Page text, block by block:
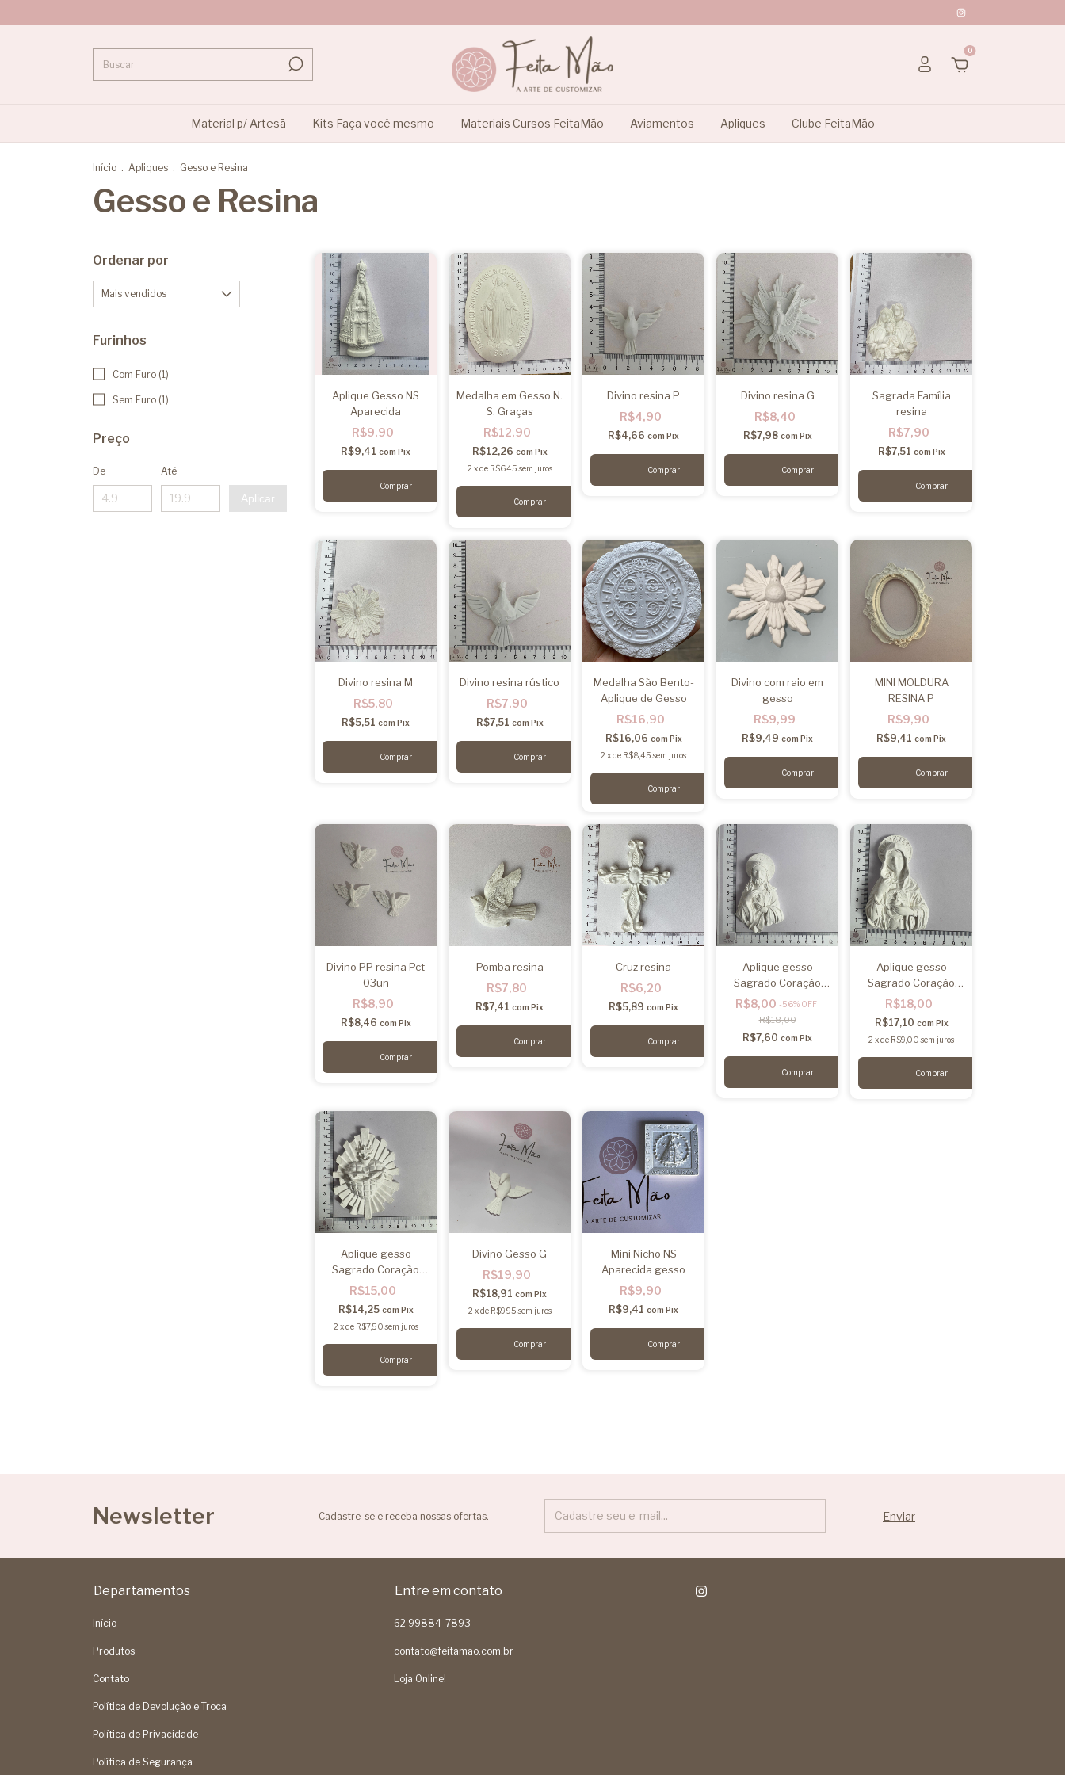
0
Material p/ Artesã Kits Faça você mesmo Materiais Cursos FeitaMão Aviamentos Apliques Clube FeitaMão
Início . Apliques . Gesso e Resina
Gesso e Resina
Ordenar por
Furinhos
Com Furo (1)
Sem Furo (1)
Preço
De Até
Aplicar
Aplique Gesso NS
Aparecida
R$9,90
R$9,41 com Pix
Medalha em Gesso N.
S. Graças
R$12,90
R$12,26 com Pix
2 xde R$6,45 sem juros
Divino resina P
R$4,90
R$4,66 com Pix
Divino resina G
R$8,40
R$7,98 com Pix
Sagrada Família
resina
R$7,90
R$7,51 com Pix
Divino resina M
R$5,80
R$5,51 com Pix
Divino resina rústico
R$7,90
R$7,51 com Pix
Medalha São Bento-
Aplique de Gesso
R$16,90
R$16,06 com Pix
2 xde R$8,45 sem juros
Comprar
Divino com raio em
gesso
R$9,99
R$9,49 com Pix
MINI MOLDURA
RESINA P
R$9,90
R$9,41 com Pix
Divino PP resina Pct
03un
R$8,90
R$8,46 com Pix
Pomba resina
R$7,80
R$7,41 com Pix
Cruz resina
R$6,20
R$5,89 com Pix
Aplique gesso
Sagrado Coração
Jesus
R$8,00 -56% OFF
R$18,00
R$7,60 com Pix
Aplique gesso
Sagrado Coração
Maria
R$18,00
R$17,10 com Pix
2 xde R$9,00 sem juros
Aplique gesso
Sagrado Coração
Raios
R$15,00
R$14,25 com Pix
2 xde R$7,50 sem juros
Divino Gesso G
R$19,90
R$18,91 com Pix
2 xde R$9,95 sem juros
Mini Nicho NS
Aparecida gesso
R$9,90
R$9,41 com Pix
Newsletter Cadastre-se e receba nossas ofertas.
Departamentos
Início
Produtos
Contato
Política de Devolução e Troca
Política de Privacidade
Política de Segurança
Entre em contato
62 99884-7893
contato@feitamao.com.br
Loja Online!